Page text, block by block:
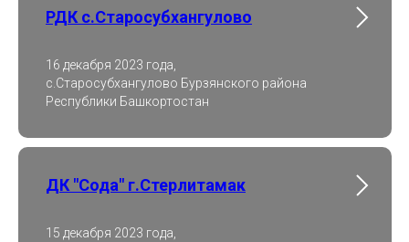
РДК с.Старосубхангулово
16 декабря 2023 года,
с.Старосубхангулово Бурзянского района
Республики Башкортостан
ДК "Сода" г.Стерлитамак
15 декабря 2023 года,